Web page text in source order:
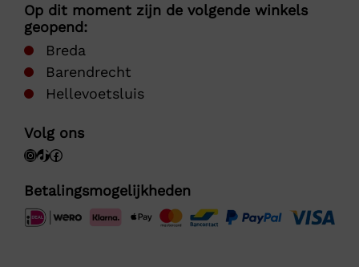
Op dit moment zijn de volgende winkels
geopend:
Breda
Barendrecht
Hellevoetsluis
Volg ons
Betalingsmogelijkheden